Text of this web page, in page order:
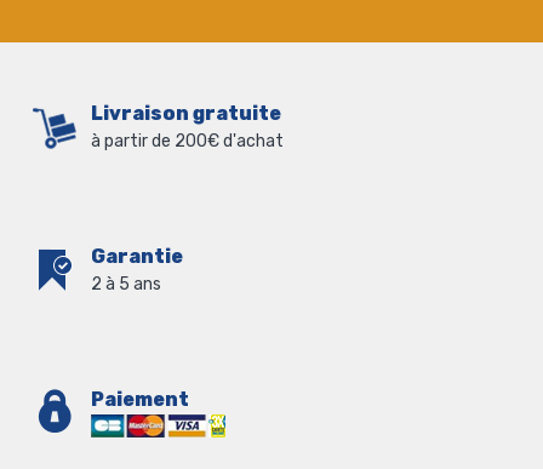
Livraison gratuite
à partir de 200€ d'achat
Garantie
2 à 5 ans
Paiement